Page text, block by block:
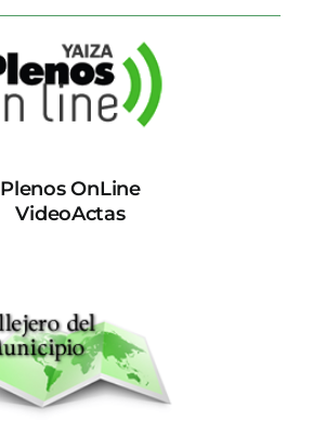
Plenos OnLine
VideoActas